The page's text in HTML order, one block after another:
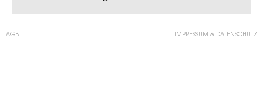
AGB IMPRESSUM & DATENSCHUTZ